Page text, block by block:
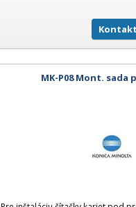
MK-P08 Mont. sada